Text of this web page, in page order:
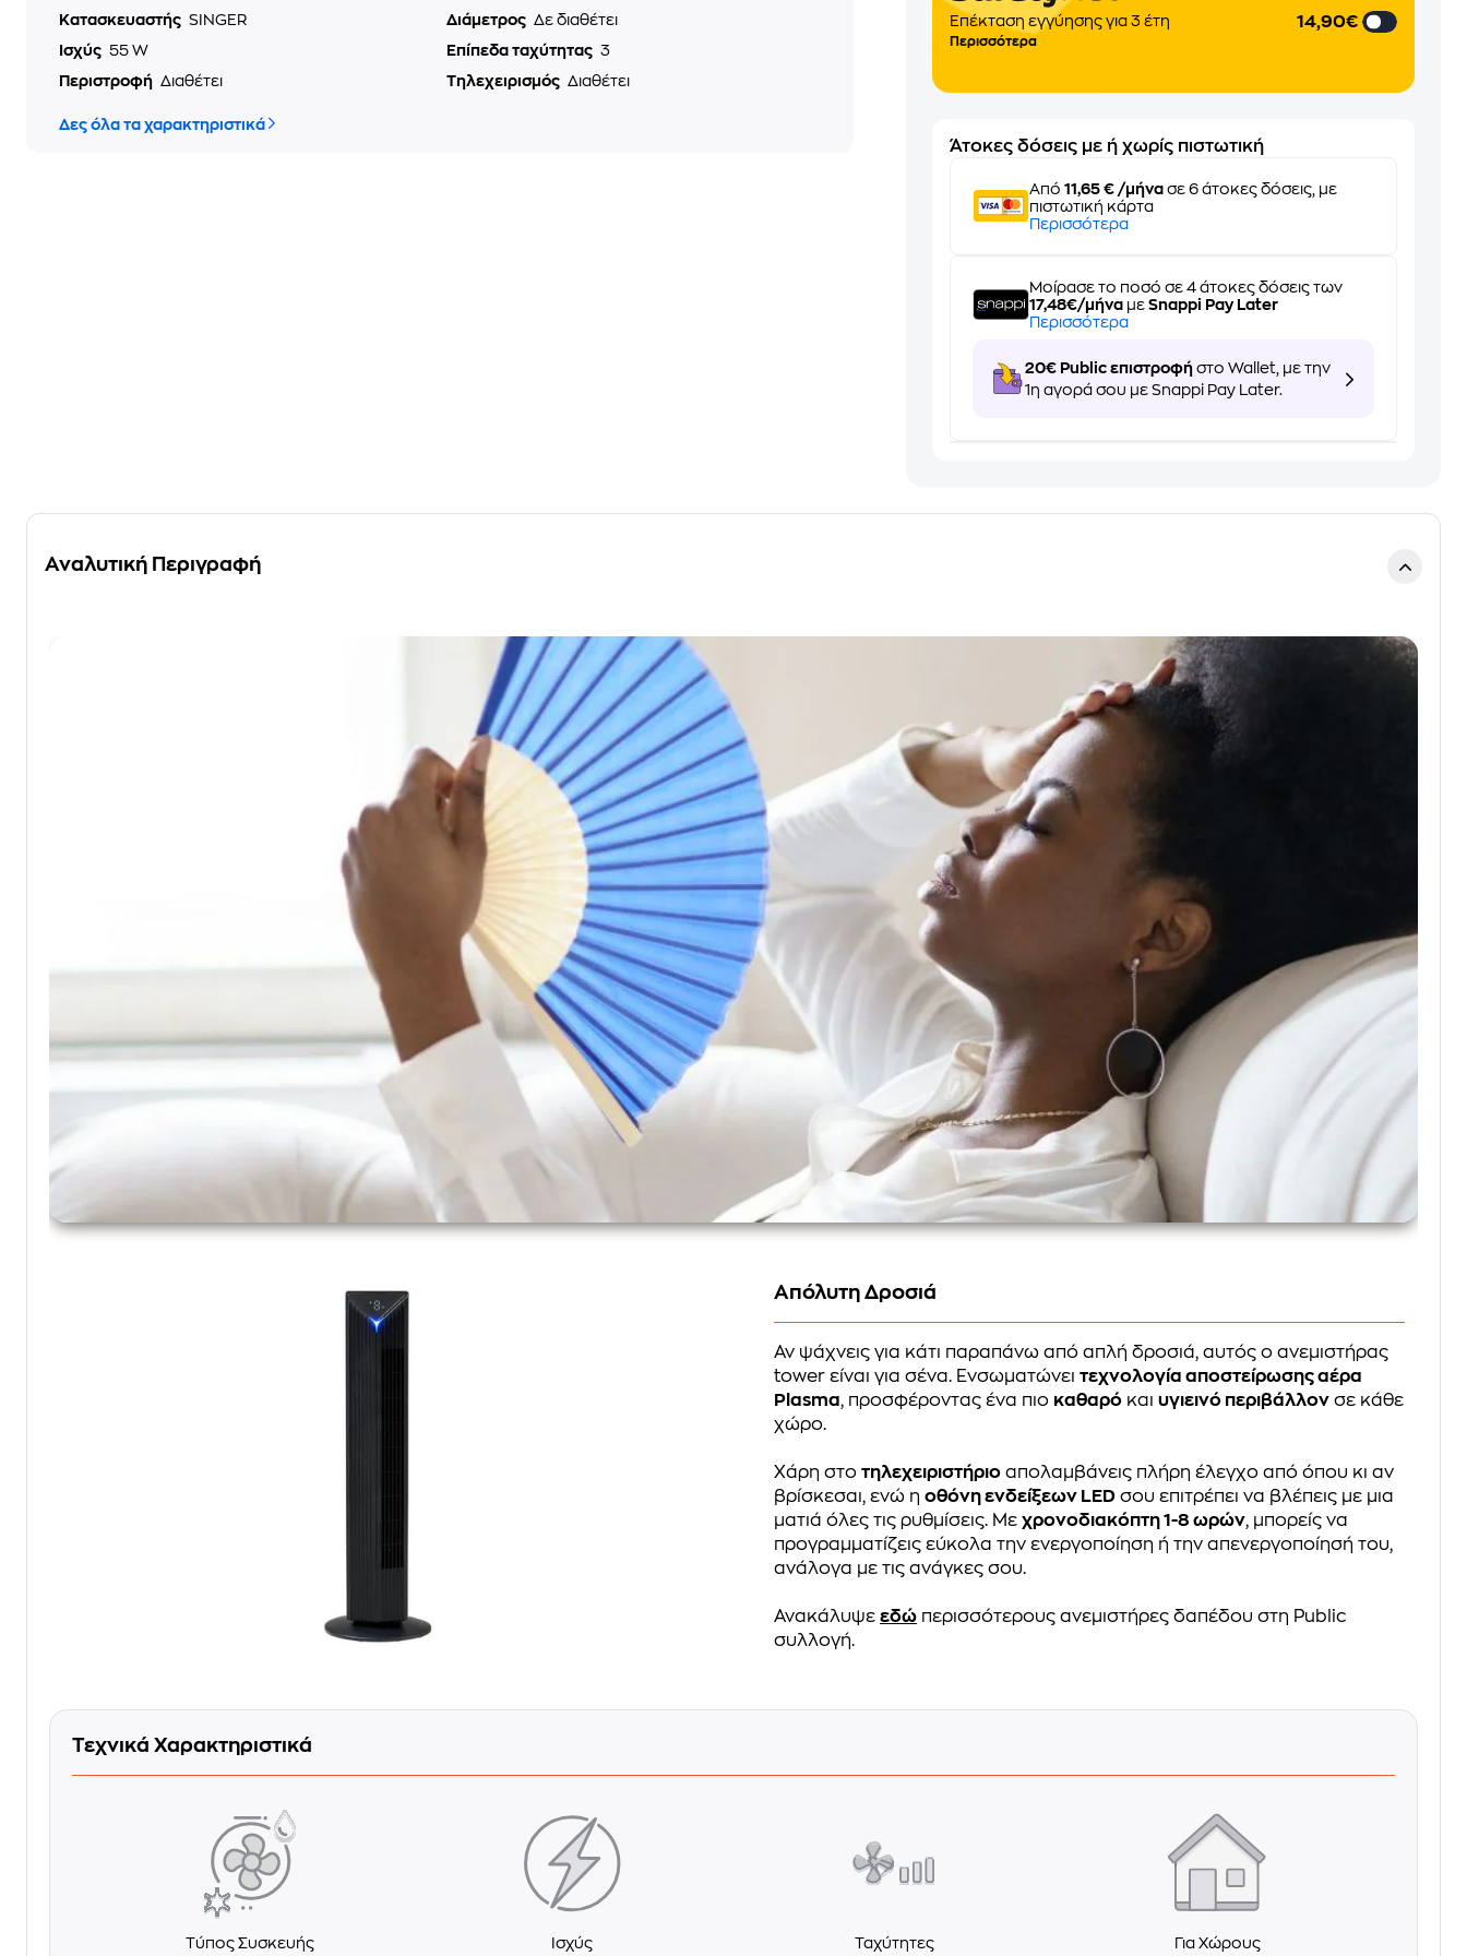
Κατασκευαστής SINGER Διάμετρος Δε διαθέτει
Ισχύς 55 W Επίπεδα ταχύτητας 3
Περιστροφή Διαθέτει Τηλεχειρισμός Διαθέτει
Δες όλα τα χαρακτηριστικά
Επέκταση εγγύησης για 3 έτη
Περισσότερα
14,90€
Άτοκες δόσεις με ή χωρίς πιστωτική
Από11,65 € /μήνα σε 6 άτοκες δόσεις, με
πιστωτική κάρτα
Περισσότερα
Μοίρασε το ποσό σε 4 άτοκες δόσεις των
17,48€/μήνα μεSnappi Pay Later
Περισσότερα
20€ Public επιστροφή στο Wallet, με την
1η αγορά σου με Snappi Pay Later.
Αναλυτική Περιγραφή
Απόλυτη Δροσιά
Αν ψάχνεις για κάτι παραπάνω από απλή δροσιά, αυτός ο ανεμιστήρας
tower είναι για σένα. Ενσωματώνειτεχνολογία αποστείρωσης αέρα
Plasma, προσφέροντας ένα πιο καθαρό καιυγιεινό περιβάλλον σε κάθε
χώρο.
Χάρη στοτηλεχειριστήριο απολαμβάνεις πλήρη έλεγχο από όπου κι αν
βρίσκεσαι, ενώ ηοθόνη ενδείξεων LED σου επιτρέπει να βλέπεις με μια
ματιά όλες τις ρυθμίσεις. Μεχρονοδιακόπτη 1-8 ωρών, μπορείς να
προγραμματίζεις εύκολα την ενεργοποίηση ή την απενεργοποίησή του,
ανάλογα με τις ανάγκες σου.
Ανακάλυψεεδώ περισσότερους ανεμιστήρες δαπέδου στη Public
συλλογή.
Τεχνικά Χαρακτηριστικά
Τύπος Συσκευής
Ισχύς
Ταχύτητες
Για Χώρους